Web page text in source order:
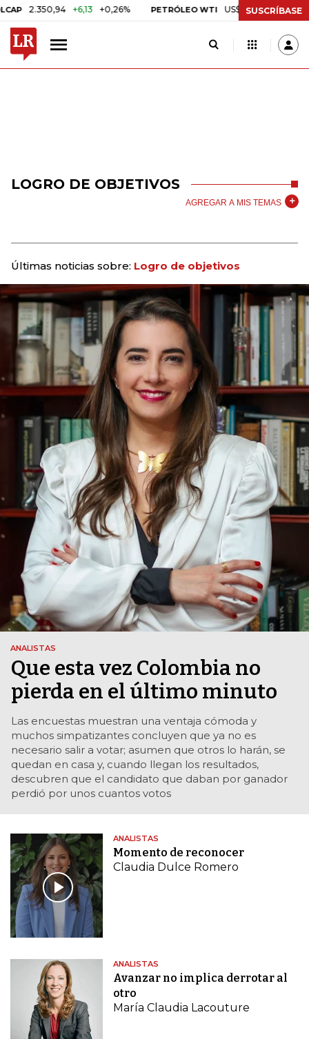
2.350,94 +6,13 +0,26% PETRÓLEO WTI US$ 78,01 US$ 2,92
SUSCRÍBASE
LOGRO DE OBJETIVOS
AGREGAR A MIS TEMAS
Últimas noticias sobre: Logro de objetivos
ANALISTAS
Que esta vez Colombia no
pierda en el último minuto
Las encuestas muestran una ventaja cómoda y
muchos simpatizantes concluyen que ya no es
necesario salir a votar; asumen que otros lo harán, se
quedan en casa y, cuando llegan los resultados,
descubren que el candidato que daban por ganador
perdió por unos cuantos votos
ANALISTAS
Momento de reconocer
Claudia Dulce Romero
ANALISTAS
Avanzar no implica derrotar al
otro
María Claudia Lacouture